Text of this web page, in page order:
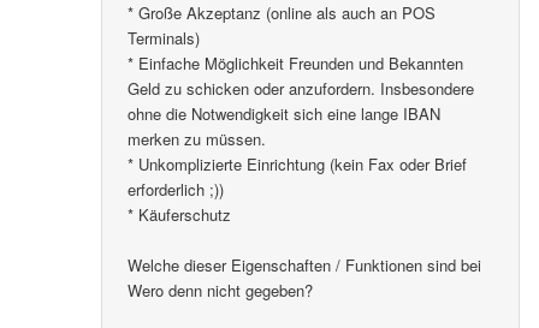
* Große Akzeptanz (online als auch an POS
Terminals)
* Einfache Möglichkeit Freunden und Bekannten
Geld zu schicken oder anzufordern. Insbesondere
ohne die Notwendigkeit sich eine lange IBAN
merken zu müssen.
* Unkomplizierte Einrichtung (kein Fax oder Brief
erforderlich ;))
* Käuferschutz
Welche dieser Eigenschaften / Funktionen sind bei
Wero denn nicht gegeben?